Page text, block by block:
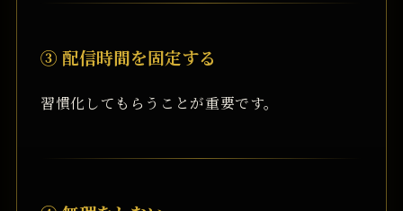
③ 配信時間を固定する
習慣化してもらうことが重要です。